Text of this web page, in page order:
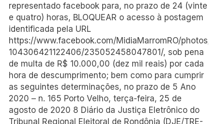
representado facebook para, no prazo de 24 (vinte
e quatro) horas, BLOQUEAR o acesso à postagem
identificada pela URL
https://www.facebook.com/MidiaMarromRO/photos/a.
104306421122406/235052458047801/, sob pena
de multa de R$ 10.000,00 (dez mil reais) por cada
hora de descumprimento; bem como para cumprir
as seguintes determinações, no prazo de 5 Ano
2020 – n. 165 Porto Velho, terça-feira, 25 de
agosto de 2020 8 Diário da Justiça Eletrônico do
Tribunal Regional Eleitoral de Rondônia (DJE/TRE-